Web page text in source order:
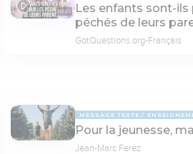
03:22
Les enfants sont-ils
péchés de leurs
GotQuestions.org-Français
MESSAGE TEXTE
Pour la jeunesse,
Jean-Marc Ferez